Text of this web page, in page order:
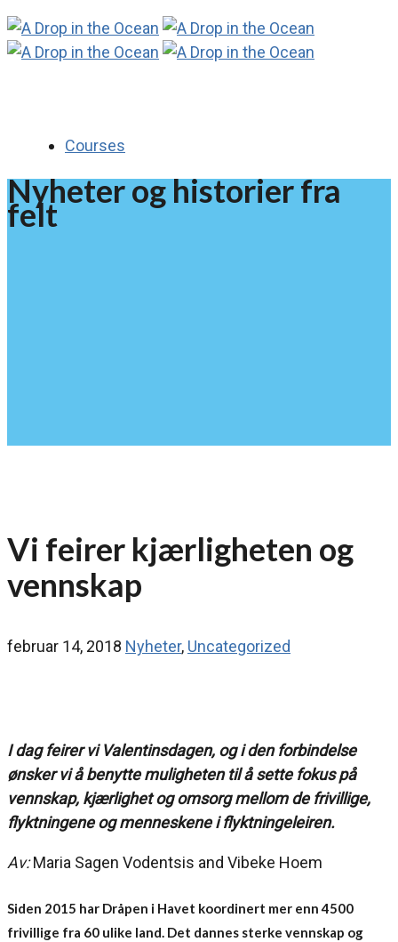
Courses
Nyheter og historier fra
felt
Vi feirer kjærligheten og
vennskap
februar 14, 2018 Nyheter, Uncategorized
I dag feirer vi Valentinsdagen, og i den forbindelse
ønsker vi å benytte muligheten til å sette fokus på
vennskap, kjærlighet og omsorg mellom de frivillige,
flyktningene og menneskene i flyktningeleiren.
Av:Maria Sagen Vodentsis and Vibeke Hoem
Siden 2015 har Dråpen i Havet koordinert mer enn 4500
frivillige fra 60 ulike land. Det dannes sterke vennskap og